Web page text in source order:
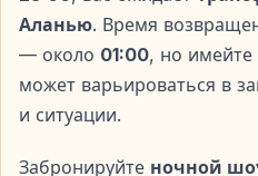
Ночное шоу Land of Legends
детьми, пар и
масштаб и качество
Аланью. Время
— около 01:00, но имейте
может варьироваться в
и ситуации.
Забронируйте ночной